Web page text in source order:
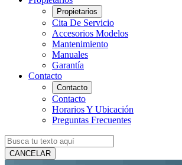
Propietarios
Cita De Servicio
Accesorios Modelos
Mantenimiento
Manuales
Garantía
Contacto
Contacto
Contacto
Horarios Y Ubicación
Preguntas Frecuentes
CANCELAR